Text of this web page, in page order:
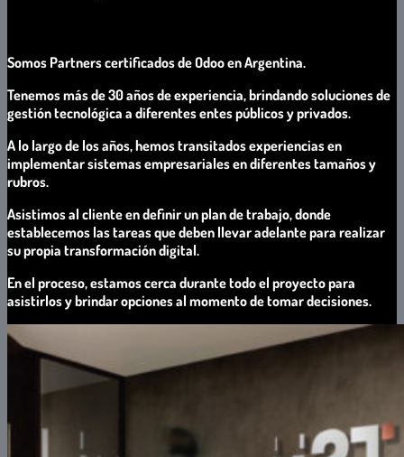
Somos Partners certificados de Odoo en Argentina.
Tenemos más de 30 años de experiencia, brindando soluciones de
gestión tecnológica a diferentes entes públicos y privados.
A lo largo de los años, hemos transitados experiencias en
implementar sistemas empresariales en diferentes tamaños y
rubros.
Asistimos al cliente en definir un plan de trabajo, donde
establecemos las tareas que deben llevar adelante para realizar
su propia transformación digital.
En el proceso, estamos cerca durante todo el proyecto para
asistirlos y brindar opciones al momento de tomar decisiones.